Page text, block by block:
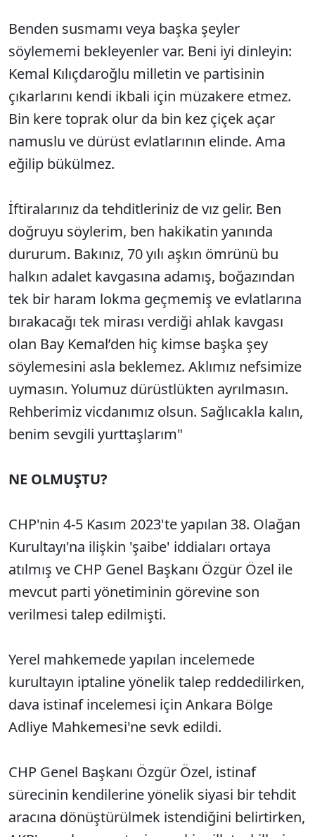
Benden susmamı veya başka şeyler
söylememi bekleyenler var. Beni iyi dinleyin:
Kemal Kılıçdaroğlu milletin ve partisinin
çıkarlarını kendi ikbali için müzakere etmez.
Bin kere toprak olur da bin kez çiçek açar
namuslu ve dürüst evlatlarının elinde. Ama
eğilip bükülmez.
İftiralarınız da tehditleriniz de vız gelir. Ben
doğruyu söylerim, ben hakikatin yanında
dururum. Bakınız, 70 yılı aşkın ömrünü bu
halkın adalet kavgasına adamış, boğazından
tek bir haram lokma geçmemiş ve evlatlarına
bırakacağı tek mirası verdiği ahlak kavgası
olan Bay Kemal’den hiç kimse başka şey
söylemesini asla beklemez. Aklımız nefsimize
uymasın. Yolumuz dürüstlükten ayrılmasın.
Rehberimiz vicdanımız olsun. Sağlıcakla kalın,
benim sevgili yurttaşlarım"
NE OLMUŞTU?
CHP'nin 4-5 Kasım 2023'te yapılan 38. Olağan
Kurultayı'na ilişkin 'şaibe' iddiaları ortaya
atılmış ve CHP Genel Başkanı Özgür Özel ile
mevcut parti yönetiminin görevine son
verilmesi talep edilmişti.
Yerel mahkemede yapılan incelemede
kurultayın iptaline yönelik talep reddedilirken,
dava istinaf incelemesi için Ankara Bölge
Adliye Mahkemesi'ne sevk edildi.
CHP Genel Başkanı Özgür Özel, istinaf
sürecinin kendilerine yönelik siyasi bir tehdit
aracına dönüştürülmek istendiğini belirtirken,